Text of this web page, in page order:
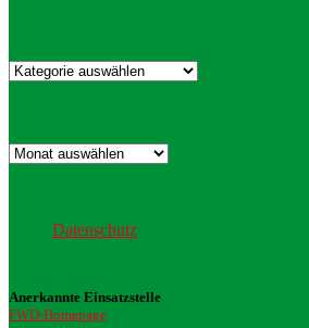
Kategorien
Archiv
Datenschutz
Anerkannte Einsatzstelle
FWD-Homepage